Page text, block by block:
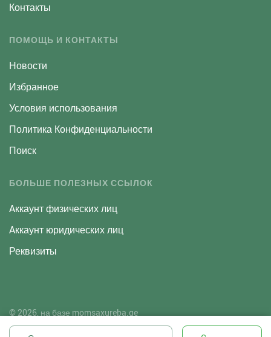
Контакты
ПОМОЩЬ И КОНТАКТЫ
Новости
Избранное
Условия использования
Политика Конфиденциальности
Поиск
БОЛЬШЕ ПОЛЕЗНЫХ ССЫЛОК
Aккаунт физических лиц
Aккаунт юридических лиц
Реквизиты
© 2026, на базе momsaxureba.ge